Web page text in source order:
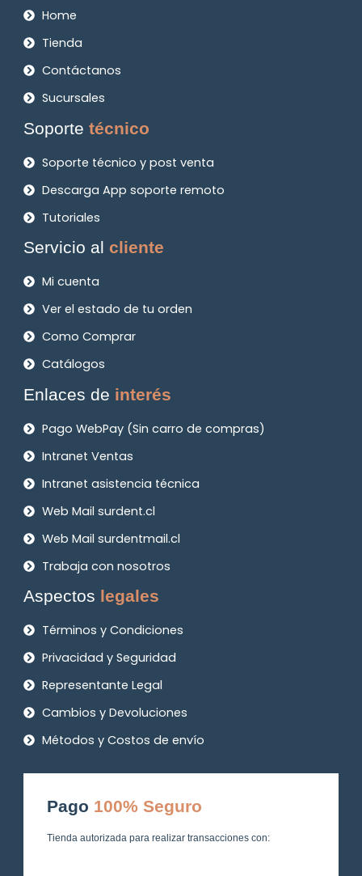
Home
Tienda
Contáctanos
Sucursales
Soportetécnico
Soporte técnico y post venta
Descarga App soporte remoto
Tutoriales
Servicio alcliente
Mi cuenta
Ver el estado de tu orden
Como Comprar
Catálogos
Enlaces de interés
Pago WebPay (Sin carro de compras)
Intranet Ventas
Intranet asistencia técnica
Web Mail surdent.cl
Web Mail surdentmail.cl
Trabaja con nosotros
Aspectos legales
Términos y Condiciones
Privacidad y Seguridad
Representante Legal
Cambios y Devoluciones
Métodos y Costos de envío
Pago 100% Seguro
Tienda autorizada para realizar transacciones con: